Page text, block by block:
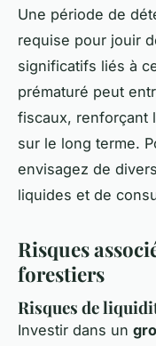
Une période de
requise pour jouir
significatifs liés à
prématuré peut
fiscaux, renforçant
sur le long terme.
envisagez de
liquides et de
Risques
forestiers
Risques de
Investir dans un